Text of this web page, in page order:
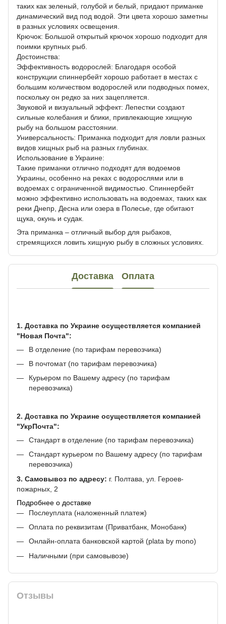
таких как зеленый, голубой и белый, придают приманке
динамический вид под водой. Эти цвета хорошо заметны
в разных условиях освещения.
Крючок: Большой открытый крючок хорошо подходит для
поимки крупных рыб.
Достоинства:
Эффективность водорослей: Благодаря особой
конструкции спиннербейт хорошо работает в местах с
большим количеством водорослей или подводных помех,
поскольку он редко за них зацепляется.
Звуковой и визуальный эффект: Лепестки создают
сильные колебания и блики, привлекающие хищную
рыбу на большом расстоянии.
Универсальность: Приманка подходит для ловли разных
видов хищных рыб на разных глубинах.
Использование в Украине:
Такие приманки отлично подходят для водоемов
Украины, особенно на реках с водорослями или в
водоемах с ограниченной видимостью. Спиннербейт
можно эффективно использовать на водоемах, таких как
реки Днепр, Десна или озера в Полесье, где обитают
щука, окунь и судак.
Эта приманка – отличный выбор для рыбаков,
стремящихся ловить хищную рыбу в сложных условиях.
Доставка Оплата
1. Доставка по Украине осуществляется компанией
"Новая Почта":
В отделение (по тарифам перевозчика)
В почтомат (по тарифам перевозчика)
Курьером по Вашему адресу (по тарифам
перевозчика)
2. Доставка по Украине осуществляется компанией
"УкрПочта":
Стандарт в отделение (по тарифам перевозчика)
Стандарт курьером по Вашему адресу (по тарифам
перевозчика)
3. Самовывоз по адресу: г. Полтава, ул. Героев-
пожарных, 2
Подробнее о доставке
Послеуплата (наложенный платеж)
Оплата по реквизитам (Приватбанк, Монобанк)
Онлайн-оплата банковской картой (plata by mono)
Наличными (при самовывозе)
Отзывы